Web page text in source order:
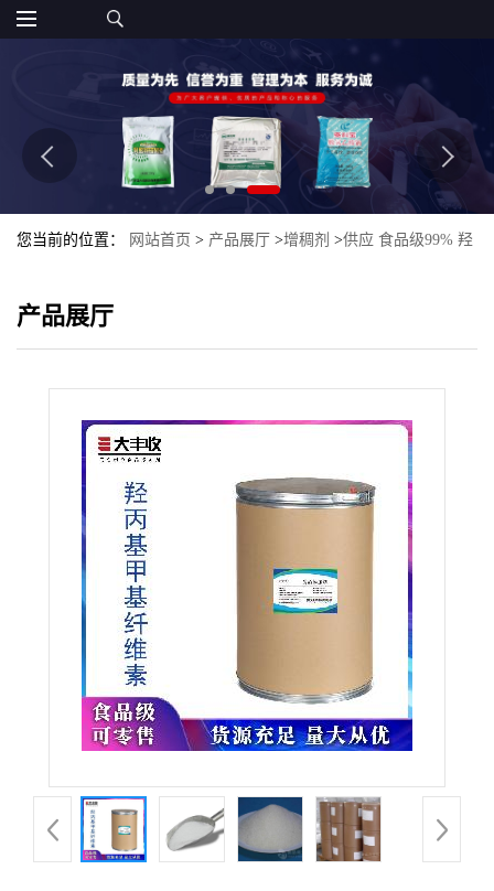
您当前的位置： 网站首页 > 产品展厅 >增稠剂 >供应 食品级99% 羟
产品展厅